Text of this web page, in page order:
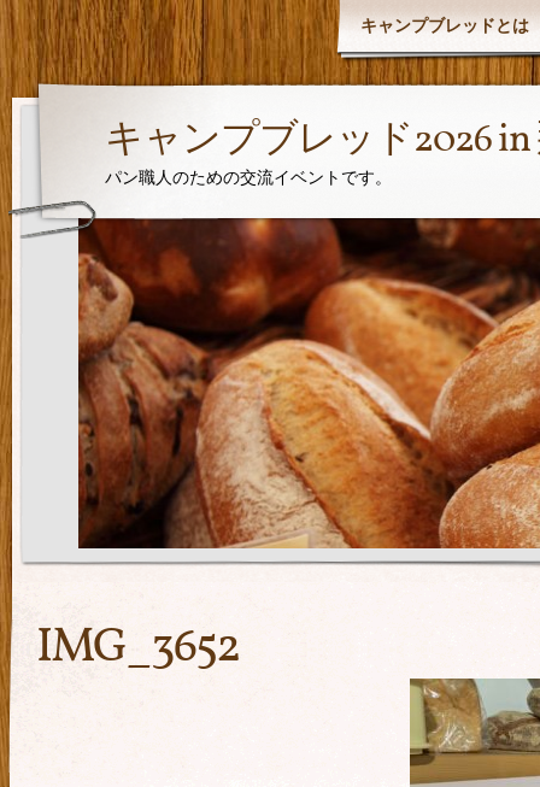
キャンプブレッドとは
キャンプブレッド2026
パン職人のための交流イベントです。
IMG_3652